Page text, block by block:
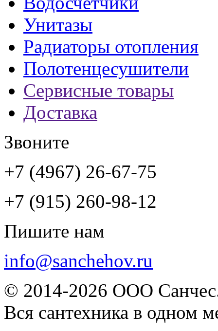
Унитазы
Радиаторы отопления
Полотенцесушители
Сервисные товары
Доставка
Звоните
+7 (4967) 26-67-75
+7 (915) 260-98-12
Пишите нам
info@sanchehov.ru
© 2014-2026 ООО
Вся сантехника в одном